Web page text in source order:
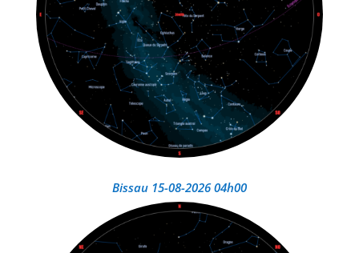
Bissau 15-08-2026 04h00